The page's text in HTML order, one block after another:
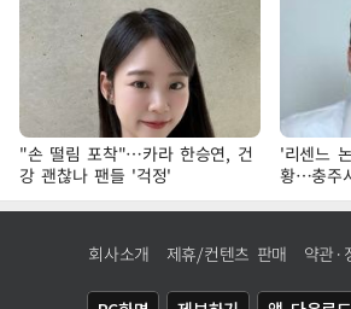
"손 떨림 포착"…카라 한승연, 건
강 괜찮나 팬들 '걱정'
'리센느
황…충주
각?"
회사소개 제휴/컨텐츠 판매 약관·